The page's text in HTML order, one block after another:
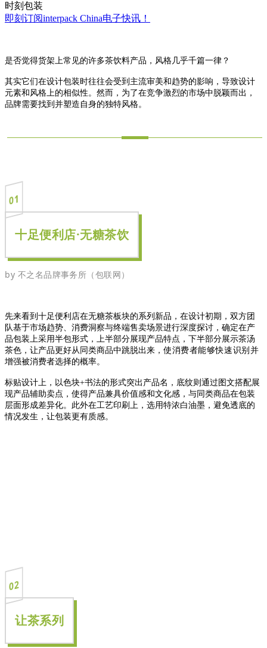
时刻包装
即刻订阅interpack China电子快讯！
是否觉得货架上常见的许多茶饮料产品，风格几乎千篇一律？
其实它们在设计包装时往往会受到主流审美和趋势的影响，导致设计
元素和风格上的相似性。然而，为了在竞争激烈的市场中脱颖而出，
品牌需要找到并塑造自身的独特风格。
01
十足便利店·无糖茶饮
by 不之名品牌事务所（包联网）
先来看到十足便利店在无糖茶板块的系列新品，在设计初期，双方团
队基于市场趋势、消费洞察与终端售卖场景进行深度探讨，确定在产
品包装上采用半包形式，上半部分展现产品特点，下半部分展示茶汤
茶色，让产品更好从同类商品中跳脱出来， 使消费者能够快速识别并
增强被消费者选择的概率。
标贴设计上，以色块+书法的形式突出产品名，底纹则通过图文搭配展
现产品辅助卖点，使得产品兼具价值感和文化感，与同类商品在包装
层面形成差异化。此外在工艺印刷上，选用特浓白油墨，避免透底的
情况发生，让包装更有质感。
02
让茶系列